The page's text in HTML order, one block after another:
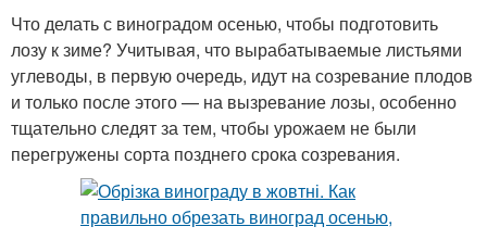
Что делать с виноградом осенью, чтобы подготовить
лозу к зиме? Учитывая, что вырабатываемые листьями
углеводы, в первую очередь, идут на созревание плодов
и только после этого — на вызревание лозы, особенно
тщательно следят за тем, чтобы урожаем не были
перегружены сорта позднего срока созревания.